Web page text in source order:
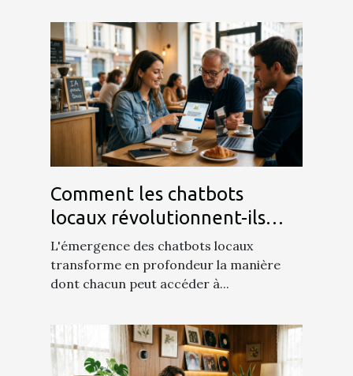
Comment les chatbots
locaux révolutionnent-ils
l'accès à l'IA ?
L'émergence des chatbots locaux
transforme en profondeur la manière
dont chacun peut accéder à...